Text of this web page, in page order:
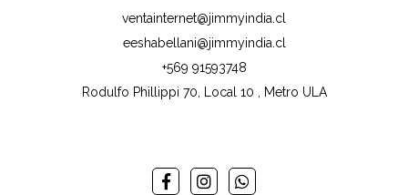
ventainternet@jimmyindia.cl
eeshabellani@jimmyindia.cl
+569 91593748
Rodulfo Phillippi 70, Local 10 , Metro ULA